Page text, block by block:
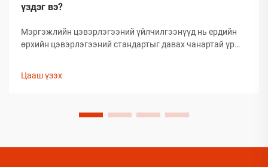
үздэг вэ?
Мэргэжлийн цэвэрлэгээний үйлчилгээнүүд нь ердийн
өрхийн цэвэрлэгээний стандартыг давах чанартай үр
туршлагаар баталгаажсан, өөрсдийн үр дүнтэй байдлыг
Цааш үзэх